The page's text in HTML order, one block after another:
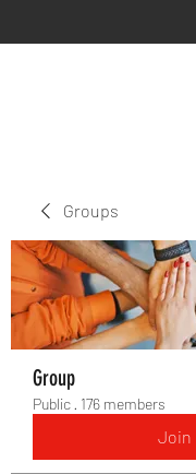
Groups
Group
Public · 176 members
Join